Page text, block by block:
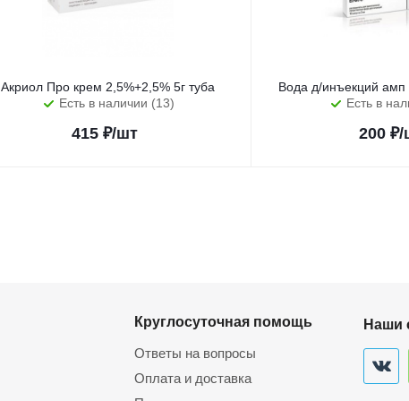
Акриол Про крем 2,5%+2,5% 5г туба
Есть в наличии (13)
415 ₽/шт
Вода д/инъекций
Есть в
200 ₽/
Круглосуточная помощь
Ответы на вопросы
Оплата и доставка
Наши